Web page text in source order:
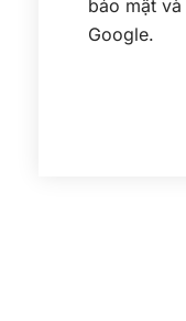
bảo mật và
Google.